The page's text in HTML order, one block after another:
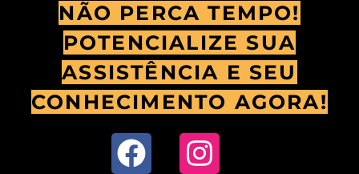
NÃO PERCA TEMPO!
POTENCIALIZE SUA
ASSISTÊNCIA E SEU
CONHECIMENTO AGORA!